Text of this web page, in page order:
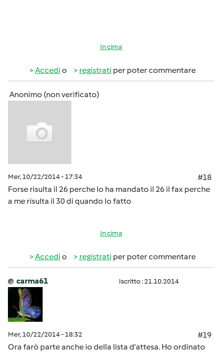
In cima
Accedi o registrati per poter commentare
Anonimo (non verificato)
Mer, 10/22/2014 - 17:34
#18
Forse risulta il 26 perche lo ha mandato il 26 il fax perche
a me risulta il 30 di quando lo fatto
In cima
Accedi o registrati per poter commentare
carma61 Iscritto : 21.10.2014
Mer, 10/22/2014 - 18:32
#19
Ora farò parte anche io della lista d'attesa. Ho ordinato